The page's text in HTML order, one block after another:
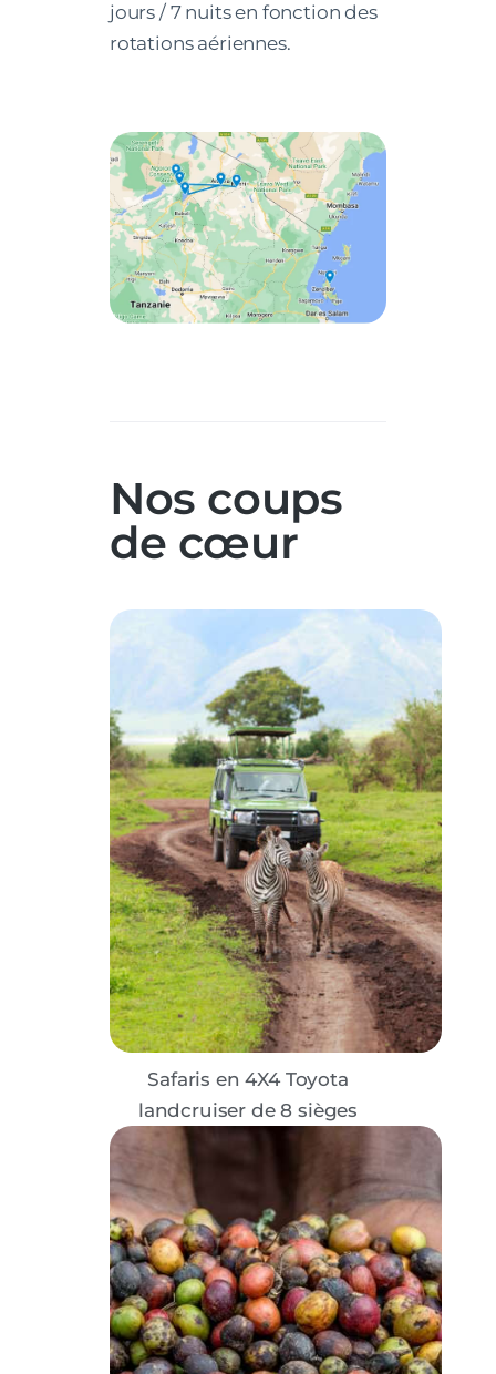
jours / 7 nuits en fonction des
rotations aériennes.
Nos coups
de cœur
Safaris en 4X4 Toyota
landcruiser de 8 sièges